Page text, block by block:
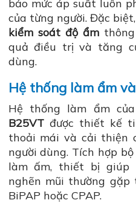
bảo mức áp suất luôn
của từng người. Đặc
kiểm soát độ ẩm
quả điều trị và tăng
dùng.
Hệ thống làm ẩm
Hệ thống làm ẩm của
B25VTđược thiết kế
thoải mái và cải thiện
người dùng. Tích hợp
làm ấm, thiết bị giúp
nghẽn mũi thường
BiPAP hoặc CPAP.